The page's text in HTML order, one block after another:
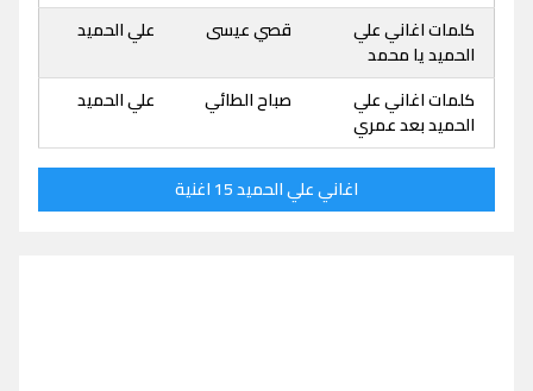
كلمات اغاني علي
الحميد يا محمد
قصي عيسى علي الحميد
كلمات اغاني علي
الحميد بعد عمري
صباح الطائي علي الحميد
اغاني علي الحميد 15 اغنية